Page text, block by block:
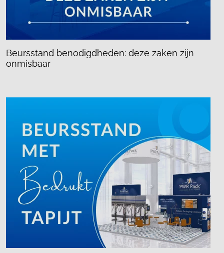
Beursstand benodigdheden: deze zaken zijn
onmisbaar